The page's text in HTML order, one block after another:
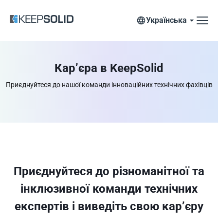
Українська
Кар’єра в KeepSolid
Приєднуйтеся до нашої команди інноваційних технічних фахівців
Приєднуйтеся до різноманітної та
інклюзивної команди технічних
експертів і виведіть свою кар’єру